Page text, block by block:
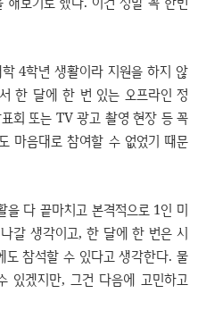
4학년 생활이라 지원을 하지 않
한 달에 한 번 있는 오프라인 정
회 또는 TV 광고 촬영 현장 등 꼭
마음대로 참여할 수 없었기 때문
다 끝마치고 본격적으로 1인 미
갈 생각이고, 한 달에 한 번은 시
도 참석할 수 있다고 생각한다. 물
있겠지만, 그건 다음에 고민하고